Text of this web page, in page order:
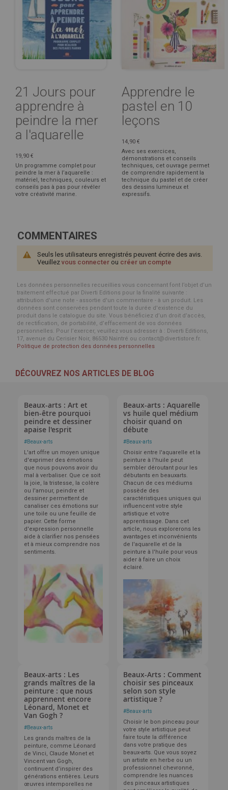
21 Jours pour
apprendre à
peindre la mer
a l'aquarelle
19,90 €
Un programme complet pour
peindre la mer à l’aquarelle :
matériel, techniques, couleurs et
conseils pas à pas pour révéler
votre créativité marine.
Apprendre le
pastel en 10
leçons
14,90 €
Avec ses exercices,
démonstrations et conseils
techniques, cet ouvrage permet
de comprendre rapidement la
technique du pastel et de créer
des dessins lumineux et
expressifs.
COMMENTAIRES
Seuls les utilisateurs enregistrés peuvent écrire des avis.
Veuillez vous connecter ou créer un compte
Les données personnelles recueillies vous concernant font l’objet d’un
traitement effectué par Diverti Editions pour la finalité suivante :
attribution d'une note - assortie d'un commentaire - à un produit. Les
données sont conservées pendant toute la durée d'existence du
produit dans le catalogue du site. Vous bénéficiez d’un droit d’accès,
de rectification, de portabilité, d’effacement de vos données
personnelles. Pour l’exercer, veuillez vous adresser à : Diverti Editions,
17, avenue du Cerisier Noir, 86530 Naintré ou contact@divertistore.fr.
Politique de protection des données personnelles
DÉCOUVREZ NOS ARTICLES DE BLOG
Beaux-arts : Art et
bien-être pourquoi
peindre et dessiner
apaise l'esprit
#Beaux-arts
L'art offre un moyen unique
d'exprimer des émotions
que nous pouvons avoir du
mal à verbaliser. Que ce soit
la joie, la tristesse, la colère
ou l'amour, peindre et
dessiner permettent de
canaliser ces émotions sur
une toile ou une feuille de
papier. Cette forme
d'expression personnelle
aide à clarifier nos pensées
et à mieux comprendre nos
sentiments.
Beaux-arts : Aquarelle
vs huile quel médium
choisir quand on
débute
#Beaux-arts
Choisir entre l'aquarelle et la
peinture à l'huile peut
sembler déroutant pour les
débutants en beauxarts.
Chacun de ces médiums
possède des
caractéristiques uniques qui
influencent votre style
artistique et votre
apprentissage. Dans cet
article, nous explorerons les
avantages et inconvénients
de l'aquarelle et de la
peinture à l'huile pour vous
aider à faire un choix
éclairé.
Beaux-arts : Les
grands maîtres de la
peinture : que nous
apprennent encore
Léonard, Monet et
Van Gogh ?
#Beaux-arts
Les grands maîtres de la
peinture, comme Léonard
de Vinci, Claude Monet et
Vincent van Gogh,
continuent d’inspirer des
générations entières. Leurs
œuvres intemporelles ne
Beaux-Arts : Comment
choisir ses pinceaux
selon son style
artistique ?
#Beaux-arts
Choisir le bon pinceau pour
votre style artistique peut
faire toute la différence
dans votre pratique des
beaux-arts. Que vous soyez
un artiste en herbe ou un
professionnel chevronné,
comprendre les nuances
des pinceaux artistiques